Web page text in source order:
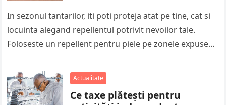
In sezonul tantarilor, iti poti proteja atat pe tine, cat si
locuinta alegand repellentul potrivit nevoilor tale.
Foloseste un repellent pentru piele pe zonele expuse
Actualitate
Ce taxe plătești pentru